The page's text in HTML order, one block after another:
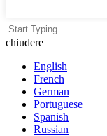
chiudere
English
French
German
Portuguese
Spanish
Russian